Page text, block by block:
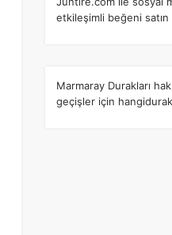
etkileşimli beğeni satın
Marmaray Durakları
geçişler için